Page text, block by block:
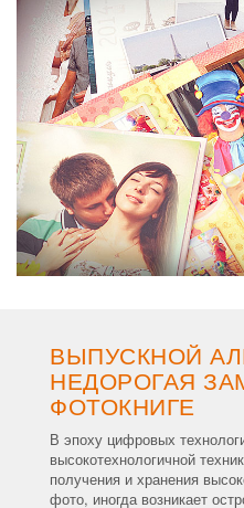
ВЫПУСКНОЙ
НЕДОРОГАЯ
ФОТОКНИГЕ
В эпоху цифровых
высокотехнологичной
получения и хранения
фото, иногда возникает